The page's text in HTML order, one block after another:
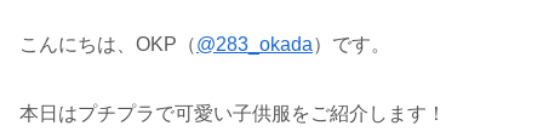
こんにちは、OKP（@283_okada）です。
本日はプチプラで可愛い子供服をご紹介します！